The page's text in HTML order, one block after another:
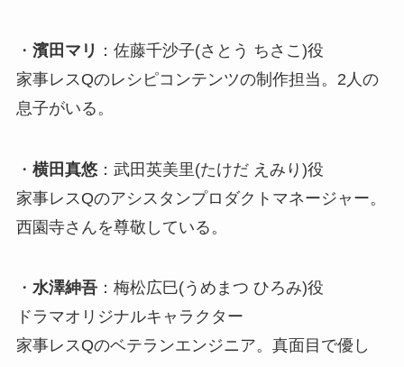
・ 濱田マリ ：佐藤千沙子(さとう ちさこ)役
家事レスQのレシピコンテンツの制作担当。2人の
息子がいる。
・ 横田真悠：武田英美里(たけだ えみり)役
家事レスQのアシスタンプロダクトマネージャー。
西園寺さんを尊敬している。
・ 水澤紳吾：梅松広巳(うめまつ ひろみ)役
ドラマオリジナルキャラクター
家事レスQのベテランエンジニア。真面目で優し